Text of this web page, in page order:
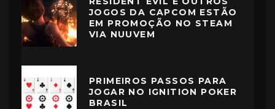
JOGOS DA CAPCOM ESTÃO
EM PROMOÇÃO NO STEAM
VIA NUUVEM
PRIMEIROS PASSOS PARA
JOGAR NO IGNITION POKER
BRASIL